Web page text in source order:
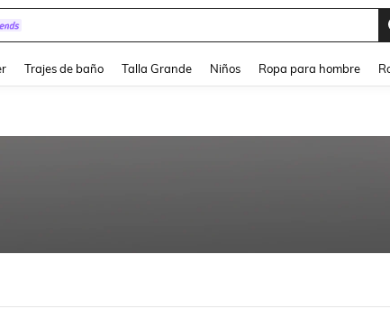
Trajes de baño Talla Grande Niños Ropa para hombre